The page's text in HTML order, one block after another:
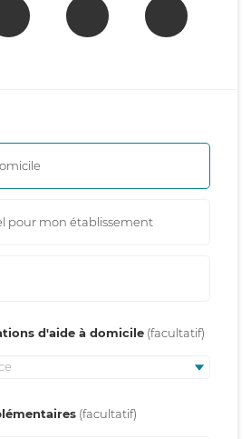
pour mon établissement
d'aide à domicile